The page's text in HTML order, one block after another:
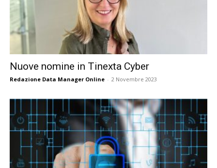
Nuove nomine in Tinexta Cyber
Redazione Data Manager Online - 2 Novembre 2023